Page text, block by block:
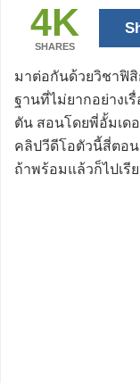
4K
SHARES
มาต่อกันด้วยวิชาฟิ
ฐานที่ไม่ยากอย่างเ
ตัน สอนโดยพี่อั้มเด
คลิปวีดีโอตัวนี้สี่ตอ
ถ้าพร้อมแล้วก็ไปเรี